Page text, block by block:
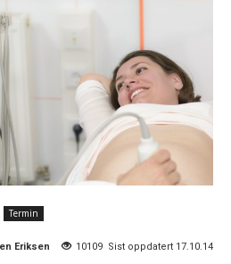
Termin
Eriksen 10109 Sist oppdatert 17.10.14